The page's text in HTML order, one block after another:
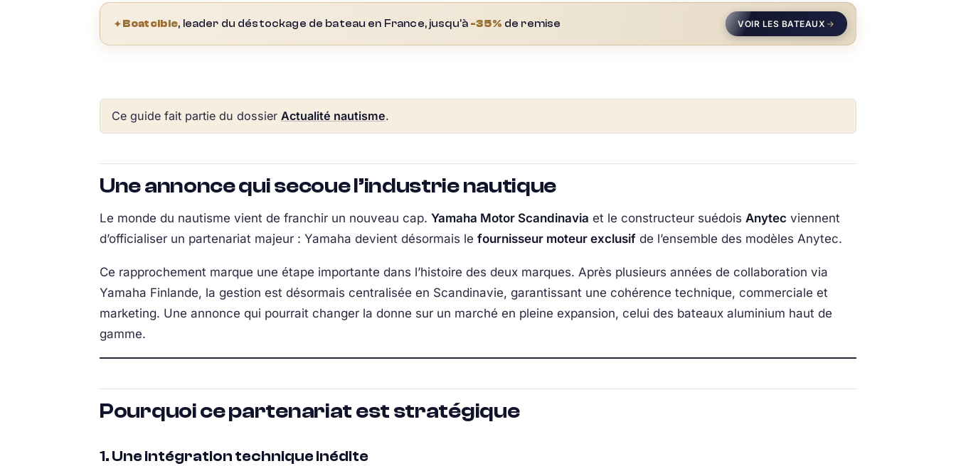
✦Boatcible, leader du déstockage de bateau en France, jusqu'à -35% de remise VOIR LES BATEAUX
Ce guide fait partie du dossier Actualité nautisme.
Une annonce qui secoue l’industrie nautique
Le monde du nautisme vient de franchir un nouveau cap. Yamaha Motor Scandinavia et le constructeur suédois Anytec viennent
d’officialiser un partenariat majeur : Yamaha devient désormais le fournisseur moteur exclusif de l’ensemble des modèles Anytec.
Ce rapprochement marque une étape importante dans l’histoire des deux marques. Après plusieurs années de collaboration via
Yamaha Finlande, la gestion est désormais centralisée en Scandinavie, garantissant une cohérence technique, commerciale et
marketing. Une annonce qui pourrait changer la donne sur un marché en pleine expansion, celui des bateaux aluminium haut de
gamme.
Pourquoi ce partenariat est stratégique
1. Une intégration technique inédite